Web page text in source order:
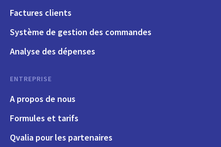
Factures clients
Système de gestion des commandes
Analyse des dépenses
ENTREPRISE
A propos de nous
Formules et tarifs
Qvalia pour les partenaires